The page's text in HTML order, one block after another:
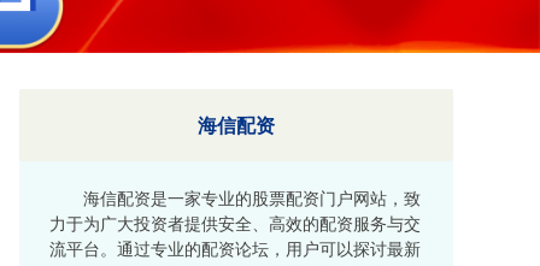
海信配资
海信配资是一家专业的股票配资门户网站，致
力于为广大投资者提供安全、高效的配资服务与交
流平台。通过专业的配资论坛，用户可以探讨最新